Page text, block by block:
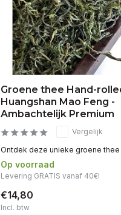
Groene thee Hand-
Huangshan Mao Feng -
Ambachtelijk Premium
Vergelijk
Ontdek deze unieke groene thee
Op voorraad
Levering GRATIS vanaf 40€!
€14,80
Incl. btw